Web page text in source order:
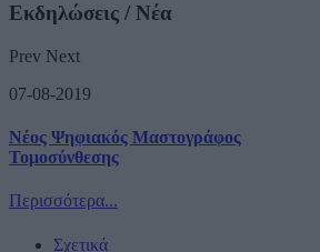
Εκδηλώσεις / Νέα
Prev Next
07-08-2019
Νέος Ψηφιακός Μαστογράφος
Τομοσύνθεσης
Περισσότερα...
Σχετικά